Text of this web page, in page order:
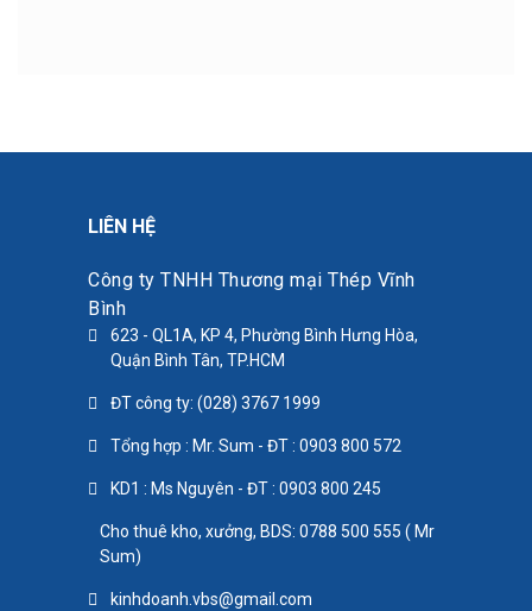
LIÊN HỆ
Công ty TNHH Thương mại Thép Vĩnh
Bình
623 - QL1A, KP 4, Phường Bình Hưng Hòa,
Quận Bình Tân, TP.HCM
ĐT công ty: (028) 3767 1999
Tổng hợp : Mr. Sum - ĐT : 0903 800 572
KD1 : Ms Nguyên - ĐT : 0903 800 245
Cho thuê kho, xưởng, BDS: 0788 500 555 ( Mr
Sum)
kinhdoanh.vbs@gmail.com